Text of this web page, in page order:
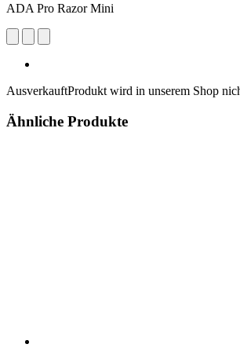
ADA Pro Razor Mini
AusverkauftProdukt wird in unserem Shop
Ähnliche Produkte